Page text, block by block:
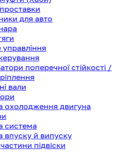
для авто
управління
поперечної стійкості /
вали
охолодження двигуна
система
впуску й випуску
підвіски